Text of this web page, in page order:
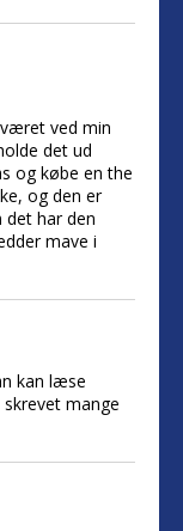
ved min
det ud
og købe en the
og den er
det har den
mave i
kan læse
mange